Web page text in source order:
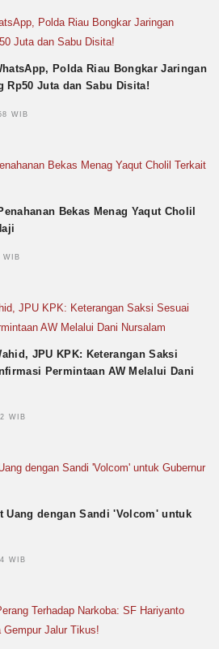
Polda Riau Bongkar Jaringan
Rp50 Juta dan Sabu Disita!
WIB
Bekas Menag Yaqut Cholil
WIB
JPU KPK: Keterangan Saksi
Permintaan AW Melalui Dani
WIB
Uang dengan Sandi 'Volcom' untuk
WIB